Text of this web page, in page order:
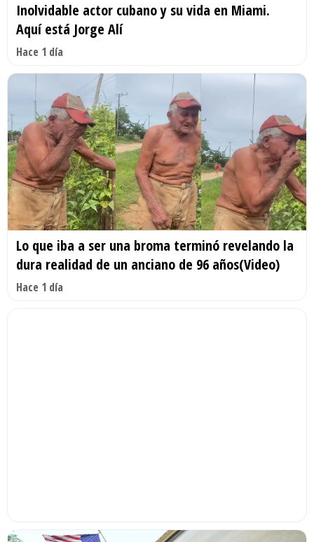
Inolvidable actor cubano y su vida en Miami.
Aquí está Jorge Alí
Hace 1 día
Lo que iba a ser una broma terminó revelando la
dura realidad de un anciano de 96 años(Video)
Hace 1 día